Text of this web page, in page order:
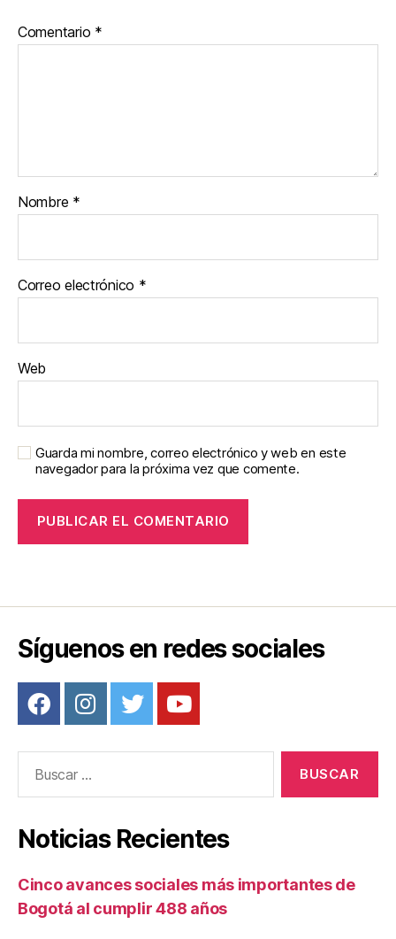
Comentario *
Nombre *
Correo electrónico *
Web
Guarda mi nombre, correo electrónico y web en este
navegador para la próxima vez que comente.
Síguenos en redes sociales
Noticias Recientes
Cinco avances sociales más importantes de
Bogotá al cumplir 488 años